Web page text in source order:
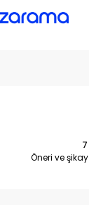
Öneri ve